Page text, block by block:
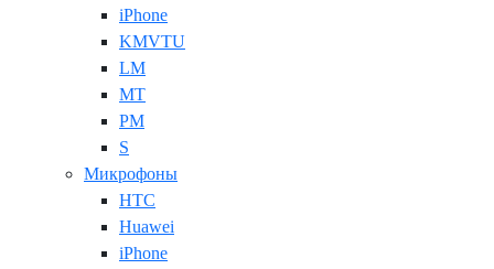
iPhone
KMVTU
LM
MT
PM
S
Микрофоны
HTC
Huawei
iPhone